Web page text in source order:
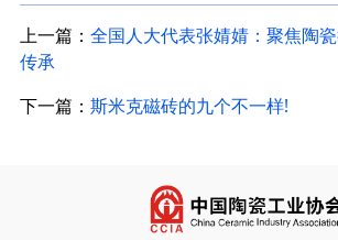
上一篇： 全国人大代表张婧婧：聚焦陶
传承
下一篇： 斯米克磁砖的九个不一样!